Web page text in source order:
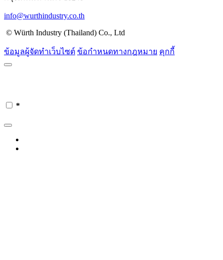
info@wurthindustry.co.th
© Würth Industry (Thailand) Co., Ltd
ข้อมูลผู้จัดทำเว็บไซต์ ข้อกำหนดทางกฎหมาย คุกกี้
*